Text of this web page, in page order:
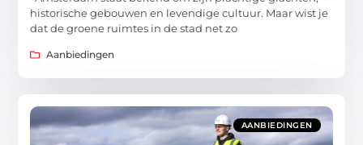
historische gebouwen en levendige cultuur. Maar wist je
dat de groene ruimtes in de stad net zo
Aanbiedingen
AANBIEDINGEN